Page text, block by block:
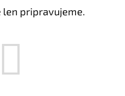
len pripravujeme.